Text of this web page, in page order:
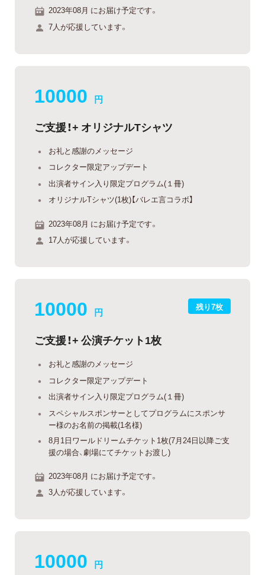
2023年08月 にお届け予定です。
7人が応援しています。
10000 円
ご支援！+ オリジナルTシャツ
お礼と感謝のメッセージ
コレクター限定アップデート
出演者サイン入り限定プログラム(１冊)
オリジナルTシャツ(1枚)【バレエ言コラボ】
2023年08月 にお届け予定です。
17人が応援しています。
残り7枚
10000 円
ご支援！+ 公演チケット1枚
お礼と感謝のメッセージ
コレクター限定アップデート
出演者サイン入り限定プログラム(１冊)
スペシャルスポンサーとしてプログラムにスポンサ
ー様のお名前の掲載(1名様)
8月1日ワールドリームチケット1枚(7月24日以降ご支
援の場合、劇場にてチケットお渡し)
2023年08月 にお届け予定です。
3人が応援しています。
10000 円